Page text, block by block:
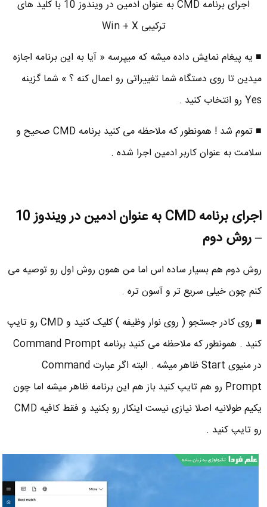
اجرای برنامه CMD به عنوان ادمین در ویندوز 10 با کلید های
ترکیبی Win + X
■ یه پیغام نمایش داده میشه که میپرسه « آیا به این برنامه اجازه
میدین تا روی دستگاه شما تغییراتی رو اعمال کنه ؟ » شما گزینه
Yes رو انتخاب کنید .
■ تموم شد ! همونطور که ملاحظه می کنید برنامه CMD صحیح و
سلامت به عنوان کاربر ادمین اجرا شده .
اجرای برنامه CMD به عنوان ادمین در ویندوز 10
– روش دوم
روش دوم هم بسیار ساده اس اما من همون روش اول رو توصیه می
کنم چون خیلی سریع تر و آسون تره .
■ روی کادر جستجو ( روی نوار وظیفه ) کلیک کنید و CMD رو تایپ
کنید . همونطور که ملاحظه می کنید برنامه Command Prompt
در منیوی Start ظاهر میشه . البته اگر عبارت Command
Prompt رو هم تایپ کنید باز هم این برنامه ظاهر میشه اما چون
یکیم طولانیه اصلا نیازی نیست اینکار رو بکنید و فقط کافیه CMD
رو تایپ کنید .